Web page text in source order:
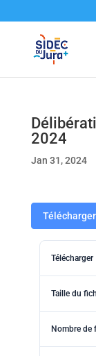
2024
Jan 31, 2024
Télécharger
Télécharger
Taille du
Nombre de